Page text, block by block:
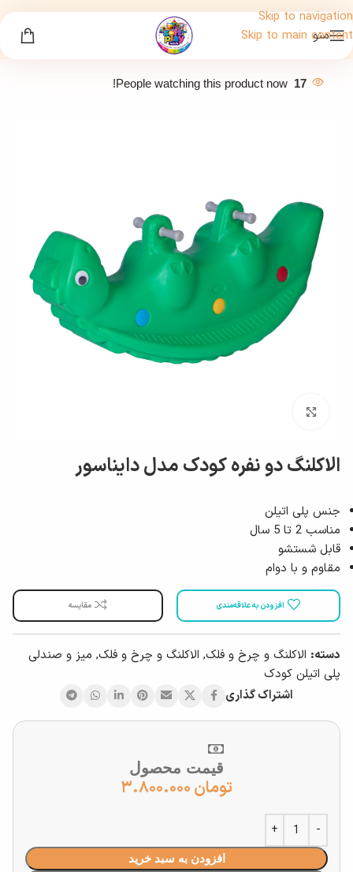
Skip to navigation
Skip to main content
منو
17
People watching this product now!
الاکلنگ دو نفره کودک مدل دایناسور
جنس پلی اتیلن
مناسب 2 تا 5 سال
قابل شستشو
مقاوم و با دوام
افزودن به علاقه‌مندی مقایسه
دسته: الاکلنگ و چرخ و فلک, الاکلنگ و چرخ و فلک, میز و صندلی
پلی اتیلن کودک
اشتراک گذاری
قیمت محصول
تومان
افزودن به سبد خرید